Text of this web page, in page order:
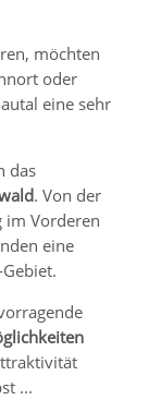
möchten
oder
eine sehr
das
. Von der
im Vorderen
eine
...